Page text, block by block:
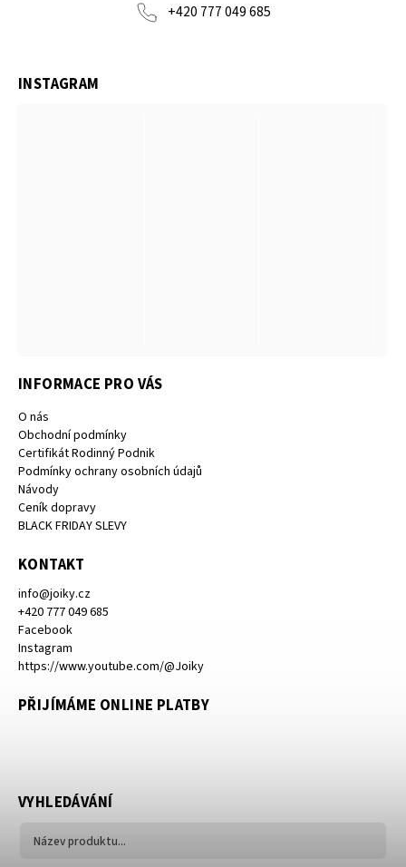
+420 777 049 685
INFORMACE PRO VÁS
O nás
Obchodní podmínky
Certifikát Rodinný Podnik
Podmínky ochrany osobních údajů
Návody
Ceník dopravy
BLACK FRIDAY SLEVY
KONTAKT
info@joiky.cz
+420 777 049 685
Facebook
Instagram
https://www.youtube.com/@Joiky
PŘIJÍMÁME ONLINE PLATBY
INSTAGRAM
VYHLEDÁVÁNÍ